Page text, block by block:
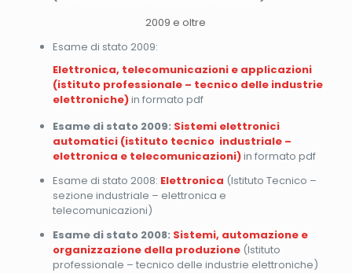
2009 e oltre
Esame di stato 2009:
Elettronica, telecomunicazioni e applicazioni
(istituto professionale – tecnico delle industrie
elettroniche)in formato pdf
Esame di stato 2009: Sistemi elettronici
automatici (istituto tecnico industriale –
elettronica e telecomunicazioni)in formato pdf
Esame di stato 2008: Elettronica (Istituto Tecnico –
sezione industriale – elettronica e
telecomunicazioni)
Esame di stato 2008: Sistemi, automazione e
organizzazione della produzione (Istituto
professionale – tecnico delle industrie elettroniche)